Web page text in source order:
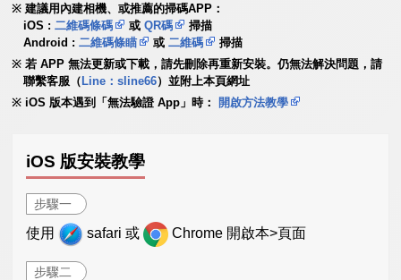
建議用內建相機、或推薦的掃碼APP：
iOS :二維碼條碼 或QR碼
掃描
Android :二維碼條瞄 或二維碼
掃描
若 APP 無法更新或下載，請先刪除再重新安裝。仍無法解決問題，請
聯繫客服（ Line：sline66）並附上本頁網址
iOS 版本遇到「無法驗證 App」時：
開啟方法教學
iOS 版安裝教學
步驟一
使用 safari 或 Chrome 開啟本>頁面
步驟二